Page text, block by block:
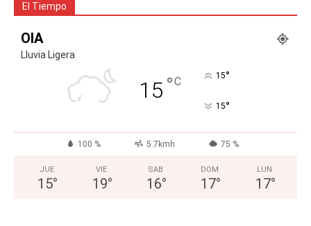
El Tiempo
OIA
Lluvia Ligera
15 °C 15°
15°
100 % 5.7kmh 75 %
JUE
15°
VIE
19°
SAB
16°
DOM
17°
LUN
17°